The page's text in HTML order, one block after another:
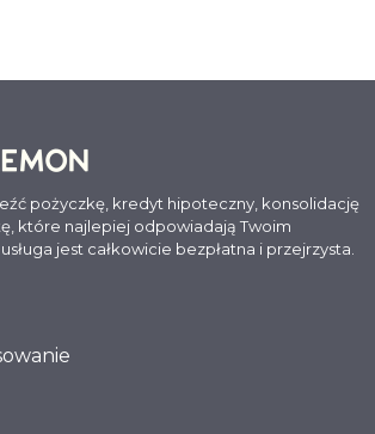
pożyczkę, kredyt hipoteczny, konsolidację
które najlepiej odpowiadają Twoim
jest całkowicie bezpłatna i przejrzysta.